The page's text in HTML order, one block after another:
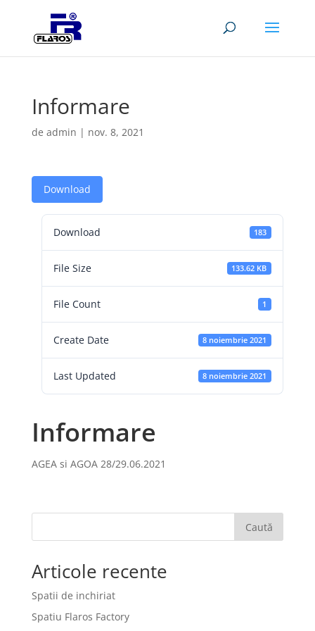
Informare
de admin | nov. 8, 2021
Download
Download 183
File Size 133.62 KB
File Count 1
Create Date 8 noiembrie 2021
Last Updated 8 noiembrie 2021
Informare
AGEA si AGOA 28/29.06.2021
Caută
Articole recente
Spatii de inchiriat
Spatiu Flaros Factory